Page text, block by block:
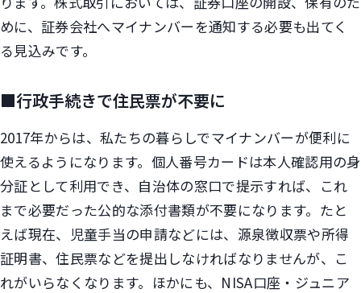
めに、証券会社へマイナンバーを通知する必要も出てく
る見込みです。
■行政手続きで住民票が不要に
2017年からは、私たちの暮らしでマイナンバーが便利に
使えるようになります。個人番号カードは本人確認用の身
分証として利用でき、自治体の窓口で提示すれば、これ
まで必要だった公的な添付書類が不要になります。たと
えば現在、児童手当の申請などには、源泉徴収票や所得
証明書、住民票などを提出しなければなりませんが、こ
れがいらなくなります。ほかにも、NISA口座・ジュニア